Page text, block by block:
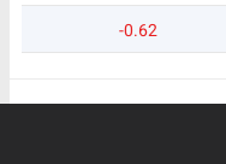
-0.62